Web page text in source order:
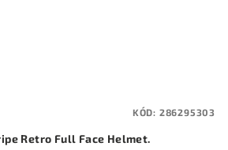
Retro Full Face Helmet.
KÓD: 286295303